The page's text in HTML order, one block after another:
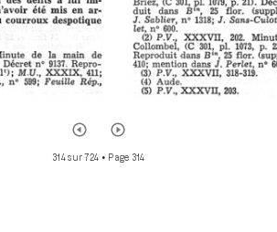
314 sur 724 • Page 314